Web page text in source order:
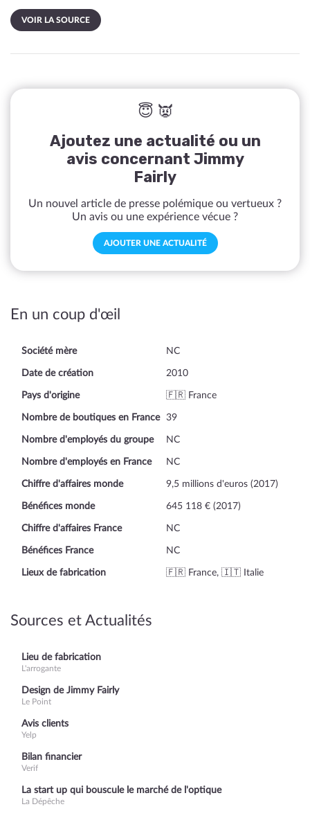
VOIR LA SOURCE
😇 👿
Ajoutez une actualité ou un
avis concernant Jimmy
Fairly
Un nouvel article de presse polémique ou vertueux ?
Un avis ou une expérience vécue ?
AJOUTER UNE ACTUALITÉ
En un coup d'œil
Société mère NC
Date de création 2010
Pays d'origine 🇫🇷 France
Nombre de boutiques en France 39
Nombre d'employés du groupe NC
Nombre d'employés en France NC
Chiffre d'affaires monde 9,5 millions d'euros (2017)
Bénéfices monde 645 118 € (2017)
Chiffre d'affaires France NC
Bénéfices France NC
Lieux de fabrication 🇫🇷 France, 🇮🇹 Italie
Sources et Actualités
Lieu de fabrication
L'arrogante
Design de Jimmy Fairly
Le Point
Avis clients
Yelp
Bilan financier
Verif
La start up qui bouscule le marché de l'optique
La Dépêche